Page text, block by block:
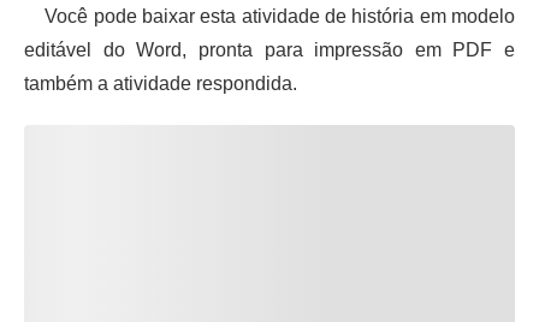
Você pode baixar esta atividade de história em modelo
editável do Word, pronta para impressão em PDF e
também a atividade respondida.